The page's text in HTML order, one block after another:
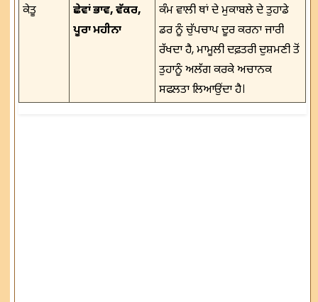
ਕੇਤੂ
ਛੇਵਾਂ ਭਾਵ, ਵੱਕਰ,
ਪੂਰਾ ਮਹੀਨਾ
ਕੰਮ ਵਾਲੀ ਥਾਂ ਦੇ ਮੁਕਾਬਲੇ ਦੇ ਤੁਹਾਡੇ
ਡਰ ਨੂੰ ਚੁੱਪਚਾਪ ਦੂਰ ਕਰਨਾ ਜਾਰੀ
ਰੱਖਦਾ ਹੈ, ਮਾਮੂਲੀ ਦਫ਼ਤਰੀ ਦੁਸ਼ਮਣੀ ਤੋਂ
ਤੁਹਾਨੂੰ ਅਲੱਗ ਕਰਕੇ ਅਚਾਨਕ
ਸਫਲਤਾ ਲਿਆਉਂਦਾ ਹੈ।